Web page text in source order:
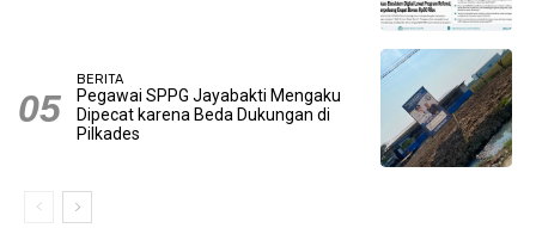
BERITA
Pegawai SPPG Jayabakti Mengaku
Dipecat karena Beda Dukungan di
Pilkades